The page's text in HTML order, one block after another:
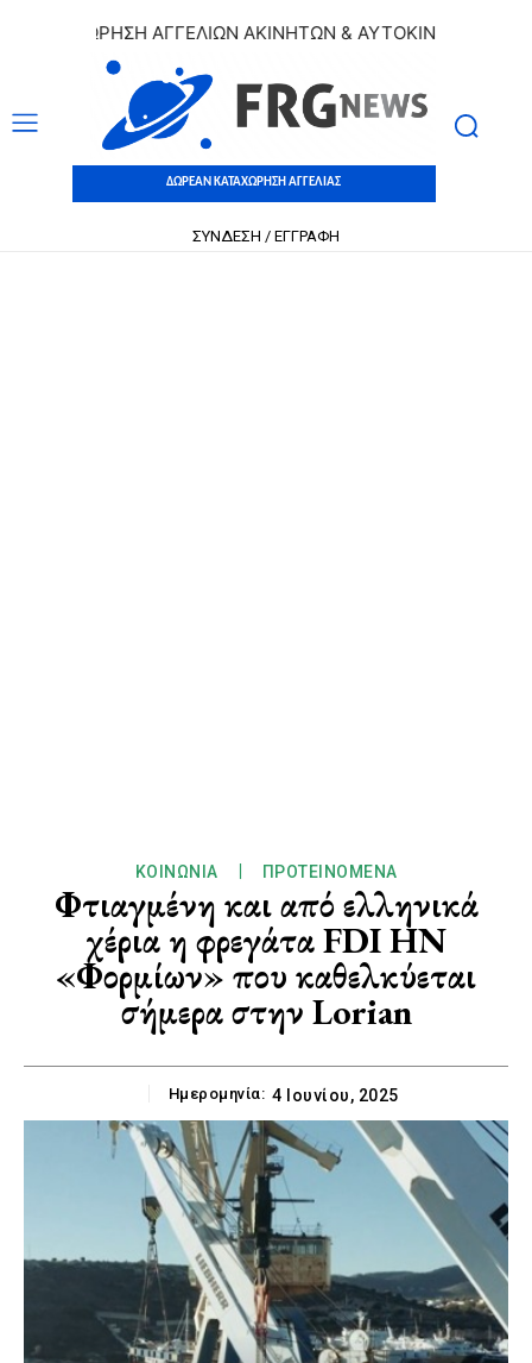
ΑΓΓΕΛΙΩΝ ΑΚΙΝΗΤΩΝ & ΑΥΤΟΚΙΝΗΤΩΝ |
ΔΩΡΕΑΝ ΚΑΤΑΧΩΡΗΣΗ ΑΓΓΕΛΙΑΣ
ΣΥΝΔΕΣΗ / ΕΓΓΡΑΦΗ
ΚΟΙΝΩΝΊΑ ΠΡΟΤΕΙΝΌΜΕΝΑ
Φτιαγμένη και από ελληνικά
χέρια η φρεγάτα FDI HN
«Φορμίων» που καθελκύεται
σήμερα στην Lorian
Ημερομηνία: 4 Ιουνίου, 2025